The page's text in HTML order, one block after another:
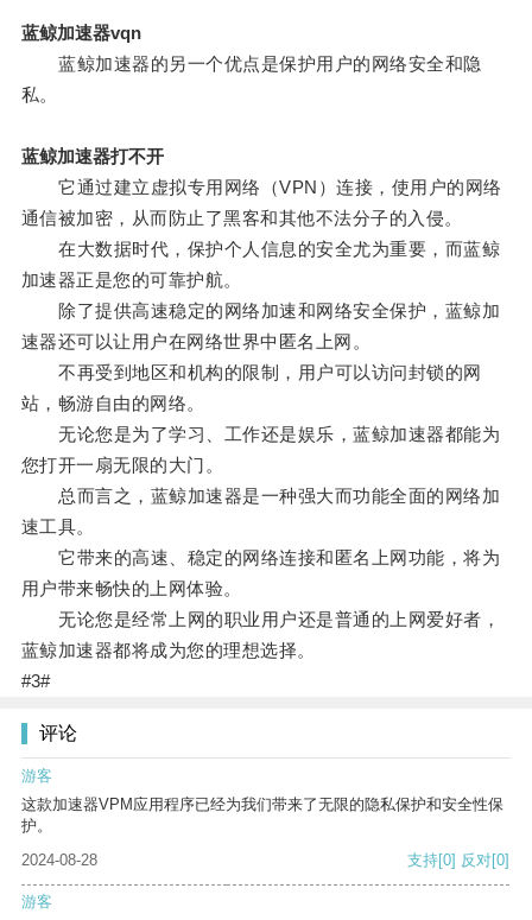
蓝鲸加速器vqn
蓝鲸加速器的另一个优点是保护用户的网络安全和隐
私。
蓝鲸加速器打不开
它通过建立虚拟专用网络（VPN）连接，使用户的网络
通信被加密，从而防止了黑客和其他不法分子的入侵。
在大数据时代，保护个人信息的安全尤为重要，而蓝鲸
加速器正是您的可靠护航。
除了提供高速稳定的网络加速和网络安全保护，蓝鲸加
速器还可以让用户在网络世界中匿名上网。
不再受到地区和机构的限制，用户可以访问封锁的网
站，畅游自由的网络。
无论您是为了学习、工作还是娱乐，蓝鲸加速器都能为
您打开一扇无限的大门。
总而言之，蓝鲸加速器是一种强大而功能全面的网络加
速工具。
它带来的高速、稳定的网络连接和匿名上网功能，将为
用户带来畅快的上网体验。
无论您是经常上网的职业用户还是普通的上网爱好者，
蓝鲸加速器都将成为您的理想选择。
#3#
评论
游客
这款加速器VPM应用程序已经为我们带来了无限的隐私保护和安全性保
护。
2024-08-28
支持[0] 反对[0]
游客